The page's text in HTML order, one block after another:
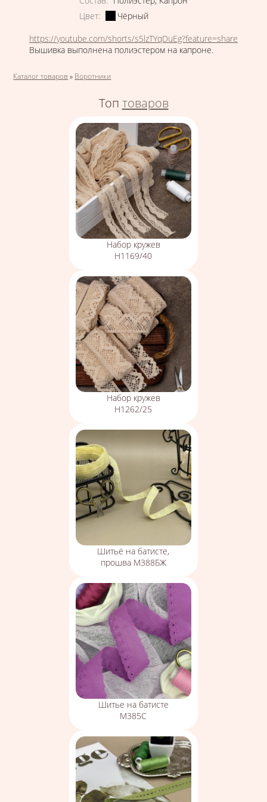
Цвет:
Чёрный
https://youtube.com/shorts/s5lzTYqDuEg?feature=share
Вышивка выполнена полиэстером на капроне.
Вы здесь
Каталог товаров » Воротники
Топ товаров
Набор кружев
Н1169/40
Набор кружев
Н1262/25
Шитьё на батисте,
прошва М388БЖ
Шитье на батисте
М385С